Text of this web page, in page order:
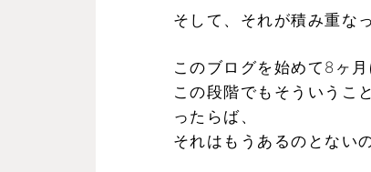
そして、それが積み重な
このブログを始めて8ヶ月
この段階でもそういうこ
ったらば、
それはもうあるのとない